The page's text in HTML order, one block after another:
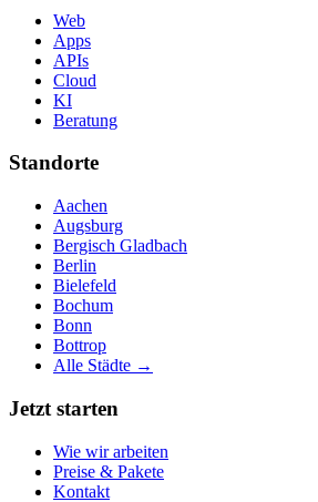
Web
Apps
APIs
Cloud
KI
Beratung
Standorte
Aachen
Augsburg
Bergisch Gladbach
Berlin
Bielefeld
Bochum
Bonn
Bottrop
Alle Städte →
Jetzt starten
Wie wir arbeiten
Preise & Pakete
Kontakt